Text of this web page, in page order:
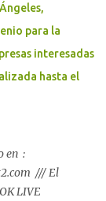
para la
interesadas
hasta el
en :
/// El
LIVE